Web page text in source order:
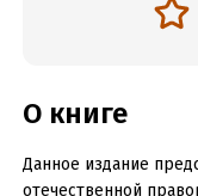
О книге
Данное издание
отечественной